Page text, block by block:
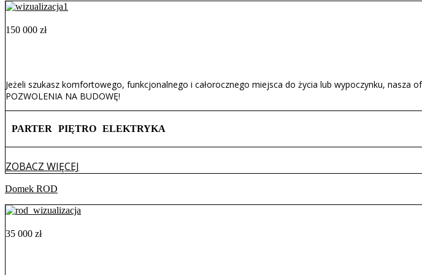
150 000 zł
Jeżeli szukasz komfortowego, funkcjonalnego i całorocznego miejsca do życia lub wypoczynku,
POZWOLENIA NA BUDOWĘ!
PARTER PIĘTRO ELEKTRYKA
ZOBACZ WIĘCEJ
Domek ROD
35 000 zł